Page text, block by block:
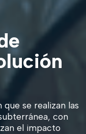
se realizan las
con
el impacto